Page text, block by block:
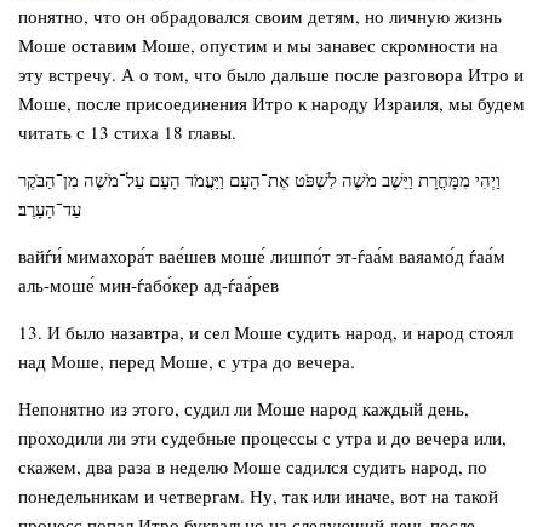
понятно, что он обрадовался своим детям, но личную жизнь
Моше оставим Моше, опустим и мы занавес скромности на
эту встречу. А о том, что было дальше после разговора Итро и
Моше, после присоединения Итро к народу Израиля, мы будем
читать с 13 стиха 18 главы.
וַיְהִי מִמָּחֳרָת וַיֵּשֶׁב מֹשֶׁה לִשְׁפֹּט אֶת־הָעָם וַיַּעֲמֹד הָעָם עַל־מֹשֶׁה מִן־הַבֹּקֶר
עַד־הָעָרֶב׃
вайѓи́ мимахора́т вае́шев моше́ лишпо́т эт-ѓаа́м ваяамо́д ѓаа́м
аль-моше́ мин-ѓабо́кер ад-ѓаа́рев
13. И было назавтра, и сел Моше судить народ, и народ стоял
над Моше, перед Моше, с утра до вечера.
Непонятно из этого, судил ли Моше народ каждый день,
проходили ли эти судебные процессы с утра и до вечера или,
скажем, два раза в неделю Моше садился судить народ, по
понедельникам и четвергам. Ну, так или иначе, вот на такой